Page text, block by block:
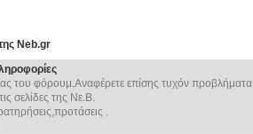
Neb.gr
του φόρουμ.Αναφέρετε επίσης τυχόν
σελίδες της Νε.Β.
.